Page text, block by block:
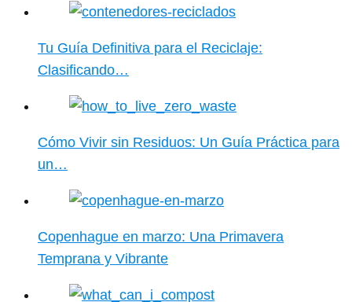
Tu Guía Definitiva para el Reciclaje:
Clasificando…
Cómo Vivir sin Residuos: Un Guía Práctica para
un…
Copenhague en marzo: Una Primavera
Temprana y Vibrante